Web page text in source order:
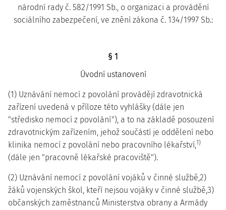
národní rady č. 582/1991 Sb., o organizaci a provádění
sociálního zabezpečení, ve znění zákona č. 134/1997 Sb.:
§ 1
Úvodní ustanovení
(1) Uznávání nemocí z povolání provádějí zdravotnická
zařízení uvedená v příloze této vyhlášky (dále jen
"středisko nemocí z povolání"), a to na základě posouzení
zdravotnickým zařízením, jehož součástí je oddělení nebo
klinika nemocí z povolání nebo pracovního lékařství,1)
(dále jen "pracovně lékařské pracoviště").
(2) Uznávání nemocí z povolání vojáků v činné službě,2)
žáků vojenských škol, kteří nejsou vojáky v činné službě,3)
občanských zaměstnanců Ministerstva obrany a Armády